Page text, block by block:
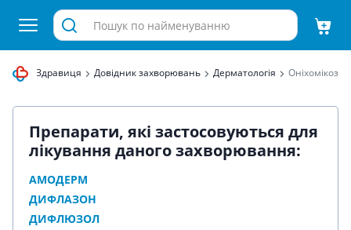
аптека Здравиця Довідник захворювань Дерматологія Оніхомікоз
Препарати, які застосовуються для
лікування даного захворювання:
АМОДЕРМ
ДИФЛАЗОН
ДИФЛЮЗОЛ